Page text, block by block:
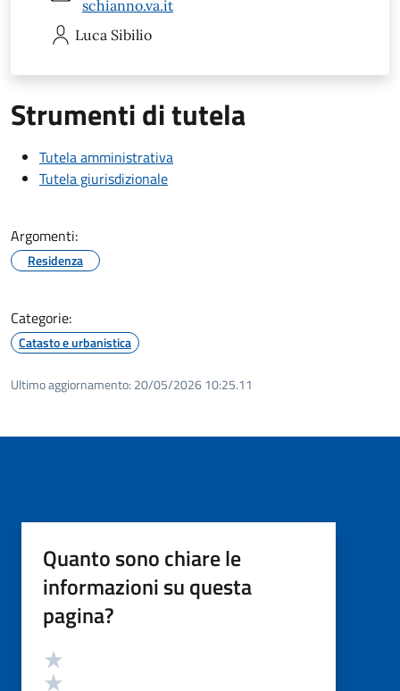
schianno.va.it
Luca Sibilio
Strumenti di tutela
Tutela amministrativa
Tutela giurisdizionale
Argomenti:
Residenza
Categorie:
Catasto e urbanistica
Ultimo aggiornamento: 20/05/2026 10:25.11
Quanto sono chiare le
informazioni su questa
pagina?
Valutazione